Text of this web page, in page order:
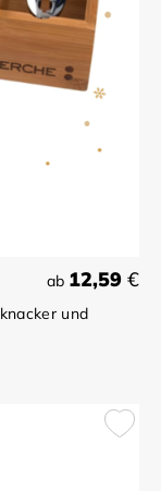
ab 12,59 €
und